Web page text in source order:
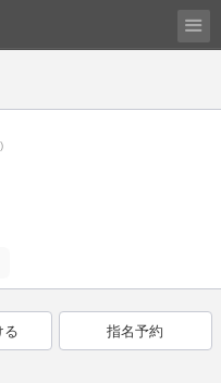
る 指名予約